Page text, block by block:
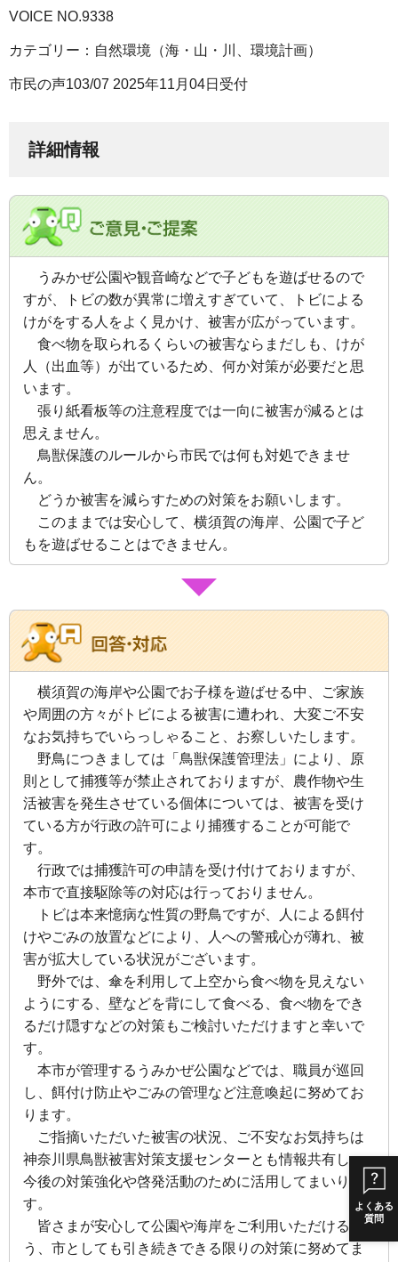
よくある
質問
VOICE NO.9338
カテゴリー：自然環境（海・山・川、環境計画）
市民の声103/07 2025年11月04日受付
詳細情報
うみかぜ公園や観音崎などで子どもを遊ばせるので
すが、
トビの数が異常に増えすぎていて、
トビによる
けがをする人をよく見かけ、 被害が広がっています。
食べ物を取られるくらいの被害ならまだしも、けが
人（出血等）が出ているため、何か対策が必要だと思
います。
張り紙看板等の注意程度では一向に被害が減るとは
思えません。
鳥獣保護のルールから市民では何も対処できませ
ん。
どうか被害を減らすための対策をお願いします。
このままでは安心して、横須賀の海岸、公園で子ど
もを遊ばせることはできません。
横須賀の海岸や公園でお子様を遊ばせる中、ご家族
や周囲の方々がトビによる被害に遭われ、大変ご不安
なお気持ちでいらっしゃること、お察しいたします。
野鳥につきましては「鳥獣保護管理法」により、原
則として捕獲等が禁止されておりますが、農作物や生
活被害を発生させている個体については、被害を受け
ている方が行政の許可により捕獲することが可能で
す。
行政では捕獲許可の申請を受け付けておりますが、
本市で直接駆除等の対応は行っておりません。
トビは本来憶病な性質の野鳥ですが、人による餌付
けやごみの放置などにより、人への警戒心が薄れ、被
害が拡大している状況がございます。
野外では、傘を利用して上空から食べ物を見えない
ようにする、壁などを背にして食べる、食べ物をでき
るだけ隠すなどの対策もご検討いただけますと幸いで
す。
本市が管理するうみかぜ公園などでは、職員が巡回
し、餌付け防止やごみの管理など注意喚起に努めてお
ります。
ご指摘いただいた被害の状況、ご不安なお気持ちは
神奈川県鳥獣被害対策支援センターとも情報共有し、
今後の対策強化や啓発活動のために活用してまいりま
す。
皆さまが安心して公園や海岸をご利用いただけるよ
う、市としても引き続きできる限りの対策に努めてま